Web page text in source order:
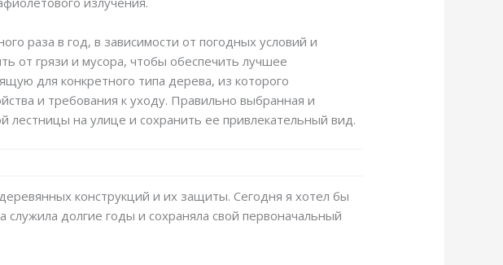
раза в год, в зависимости от погодных условий и
от грязи и мусора, чтобы обеспечить лучшее
для конкретного типа дерева, из которого
и требования к уходу. Правильно выбранная и
лестницы на улице и сохранить ее привлекательный вид.
конструкций и их защиты. Сегодня я хотел бы
долгие годы и сохраняла свой первоначальный